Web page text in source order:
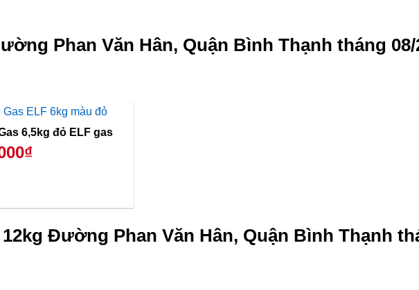
Phan Văn Hân, Quận Bình Thạnh tháng 08/
Bình Gas 6,5kg đỏ ELF gas
Đường Phan Văn Hân, Quận Bình Thạnh